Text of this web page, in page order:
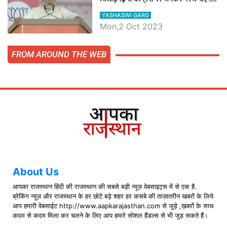
मोदी, जाने प्रधानमंत्री के भाषण की बड़ी
बातें, देखें वीडियो
YASHASWI GARG
Mon,2 Oct 2023
FROM AROUND THE WEB
About Us
आपका राजस्थान हिंदी की राजस्थान की सबसे बड़ी न्यूज़ वेबसाइट्स में से एक है.
ब्रेकिंग न्यूज़ और राजस्थान के हर छोटे बड़े शहर हर कसबे की ताज़ातरीन खबरों के लिये
आप हमारी वेबसाईट http://www.aapkarajasthan.com से जुड़े ,ख़बरों के साथ
कदम से कदम मिला कर चलने के लिए आप हमारे सोशल हैंडल्स से भी जुड़ सकते हैं।